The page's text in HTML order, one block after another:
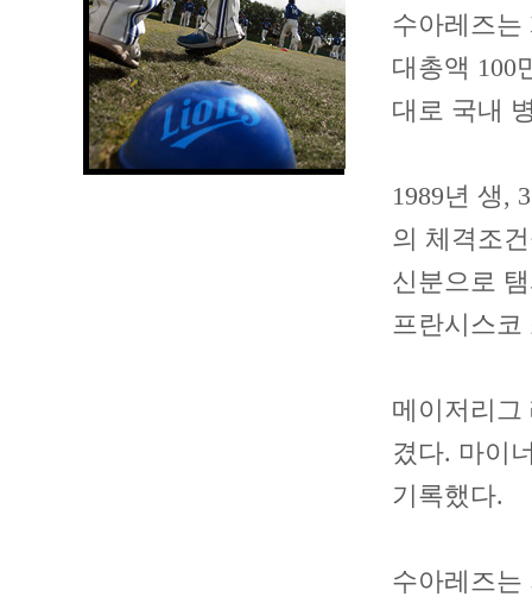
수아레즈는
대총액 100
대로 국내
1989년 생,
의 체격조
신분으로
프란시스코
메이저리그
겼다. 마이
기록했다.
수아레즈는